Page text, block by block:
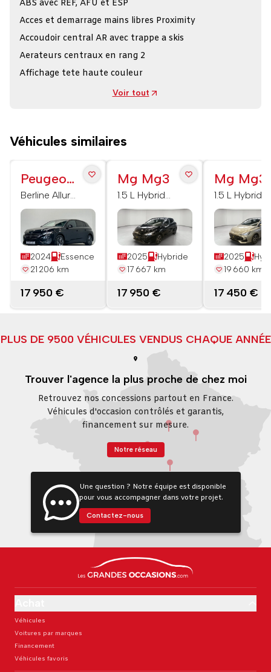
ABS avec REF, AFU et ESP
Acces et demarrage mains libres Proximity
Accoudoir central AR avec trappe a skis
Aerateurs centraux en rang 2
Affichage tete haute couleur
Voir tout
Véhicules similaires
Peugeot
308
Berline Allure
130 ch S&S
2024
Essence
21 206 km
17 950 €
Mg Mg3
1.5 L Hybrid+
195 ch
Luxury
2025
Hybride
17 667 km
17 950 €
Mg Mg3
1.5 L Hybrid+
195 ch
Luxury
2025
19 660 km
17 450 €
PLUS DE 9500 VÉHICULES VENDUS CHAQUE ANNÉE
Trouver l'agence la plus proche de chez moi
Retrouvez nos concessions partout en France.
Véhicules d'occasion contrôlés et garantis,
financement sur mesure.
Notre réseau
Une question ? Notre équipe est disponible
pour vous accompagner dans votre projet.
Contactez-nous
Véhicules
Voitures par marques
Financement
Véhicules favoris